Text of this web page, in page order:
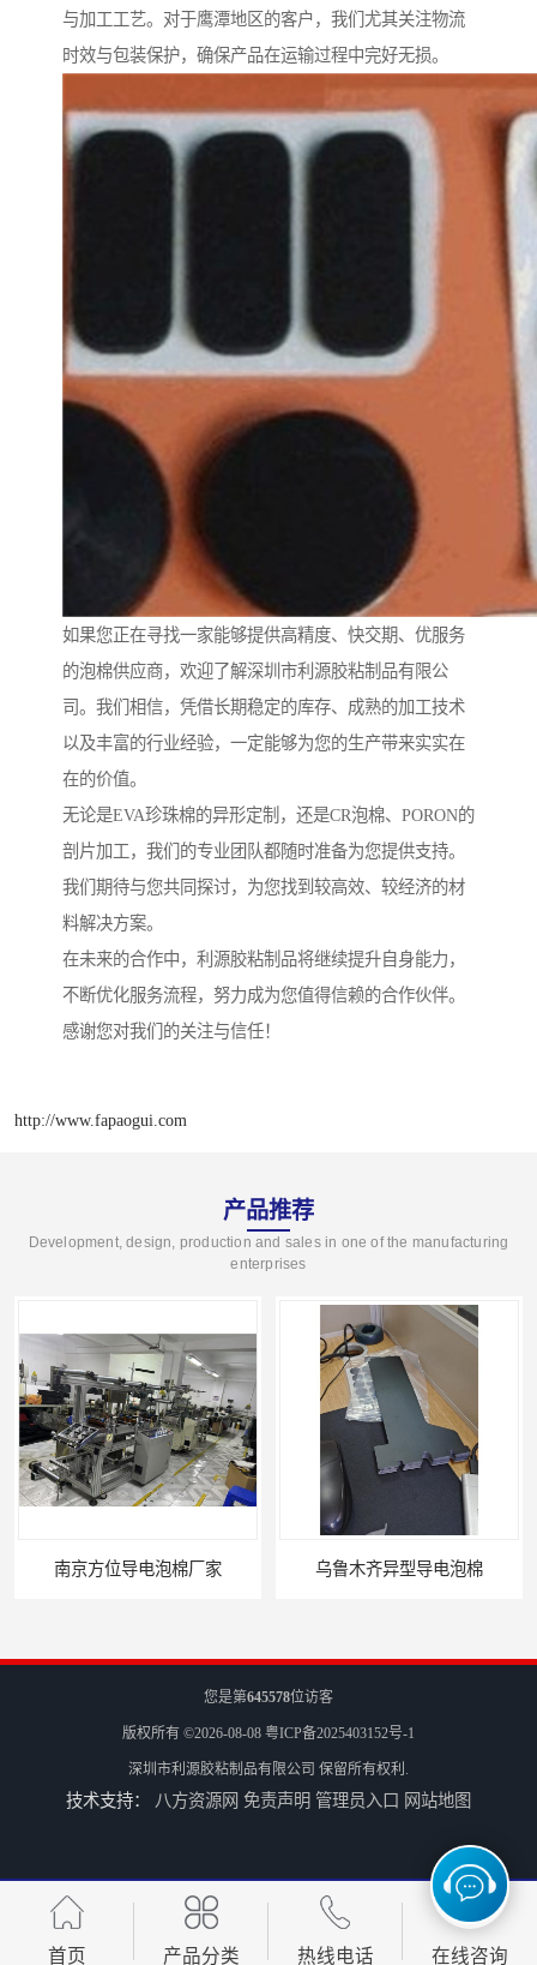
与加工工艺。对于鹰潭地区的客户，我们尤其关注物流
时效与包装保护，确保产品在运输过程中完好无损。
如果您正在寻找一家能够提供高精度、快交期、优服务
的泡棉供应商，欢迎了解深圳市利源胶粘制品有限公
司。我们相信，凭借长期稳定的库存、成熟的加工技术
以及丰富的行业经验，一定能够为您的生产带来实实在
在的价值。
无论是EVA珍珠棉的异形定制，还是CR泡棉、PORON的
剖片加工，我们的专业团队都随时准备为您提供支持。
我们期待与您共同探讨，为您找到较高效、较经济的材
料解决方案。
在未来的合作中，利源胶粘制品将继续提升自身能力，
不断优化服务流程，努力成为您值得信赖的合作伙伴。
感谢您对我们的关注与信任！
http://www.fapaogui.com
产品推荐
Development, design, production and sales in one of the manufacturing
enterprises
南京方位导电泡棉厂家 乌鲁木齐异型导电泡棉
沈阳硅胶橡垫定制
您是第645578位访客
版权所有 ©2026-08-08 粤ICP备2025403152号-1
深圳市利源胶粘制品有限公司 保留所有权利.
技术支持： 八方资源网 免责声明 管理员入口 网站地图
首页 产品分类 热线电话 在线咨询